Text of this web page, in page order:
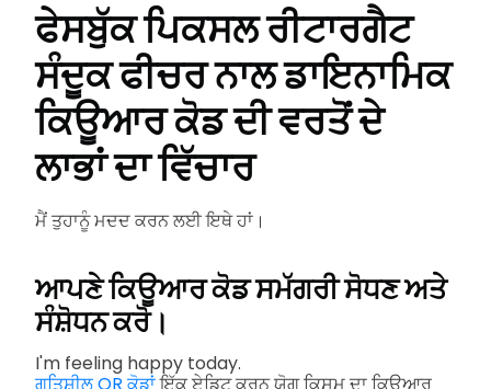
ਫੇਸਬੁੱਕ ਪਿਕਸਲ ਰੀਟਾਰਗੈਟ
ਸੰਦੂਕ ਫੀਚਰ ਨਾਲ ਡਾਇਨਾਮਿਕ
ਕਿਊਆਰ ਕੋਡ ਦੀ ਵਰਤੋਂ ਦੇ
ਲਾਭਾਂ ਦਾ ਵਿੱਚਾਰ
ਮੈਂ ਤੁਹਾਨੂੰ ਮਦਦ ਕਰਨ ਲਈ ਇਥੇ ਹਾਂ।
ਆਪਣੇ ਕਿਊਆਰ ਕੋਡ ਸਮੱਗਰੀ ਸੋਧਣ ਅਤੇ
ਸੰਸ਼ੋਧਨ ਕਰੋ।
I'm feeling happy today.
ਗਤਿਸ਼ੀਲ QR ਕੋਡਾਂਇੱਕ ਏਡਿਟ ਕਰਨ ਯੋਗ ਕਿਸਮ ਦਾ ਕਿਉਆਰ